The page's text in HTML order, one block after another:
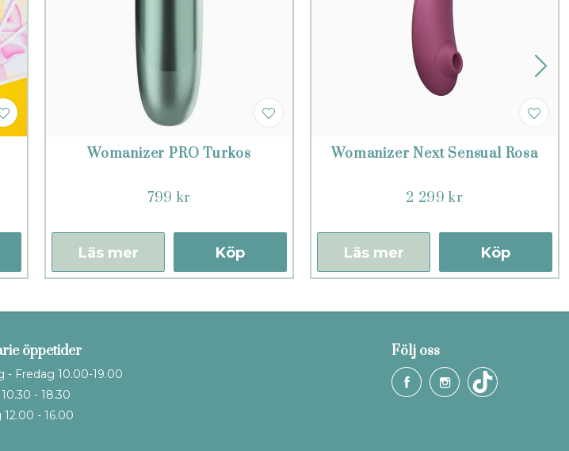
Womanizer PRO Turkos
799 kr
Köp
Läs mer
Womanizer Next Sensual Rosa
2 299 kr
Köp
Läs mer
öppetider
- Fredag 10.00-19.00
- 18.30
- 16.00
Följ oss